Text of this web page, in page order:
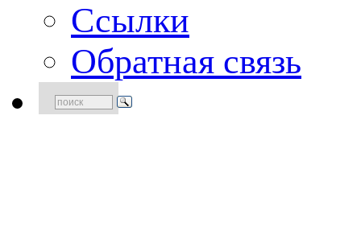
Ссылки
Обратная связь